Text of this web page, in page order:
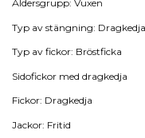
Åldersgrupp: Vuxen
Typ av stängning: Dragkedja
Typ av fickor: Bröstficka
Sidofickor med dragkedja
Fickor: Dragkedja
Jackor: Fritid